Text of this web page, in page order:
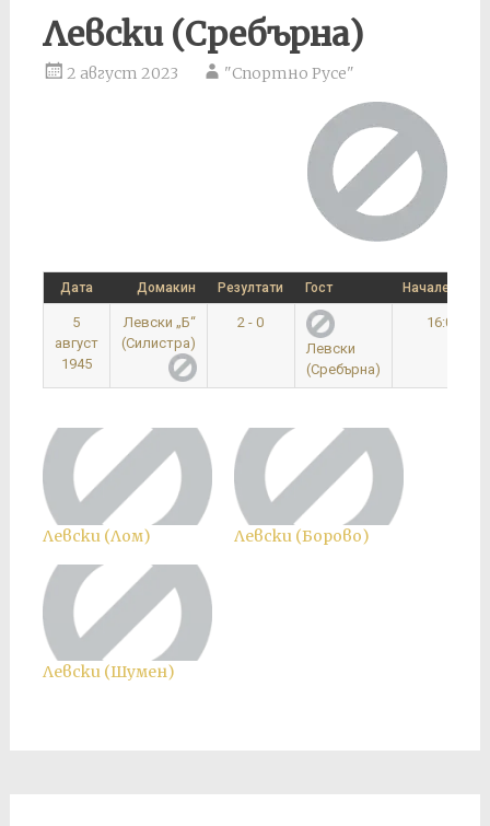
Левски (Сребърна)
2 август 2023 "Спортно Русе"
Дата Домакин Резултати Гост Начален час
5
август
1945
Левски „Б“
(Силистра)
2 - 0
Левски
(Сребърна)
16:00
Левски (Лом) Левски (Борово)
Левски (Шумен)